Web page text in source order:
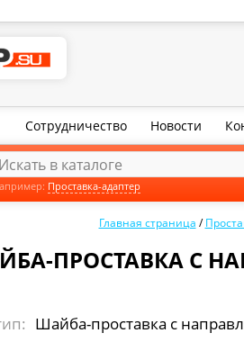
Сотрудничество Новости
Главная страница /
ПРОСТАВКА С
Шайба-проставка с
Проставка-адаптер